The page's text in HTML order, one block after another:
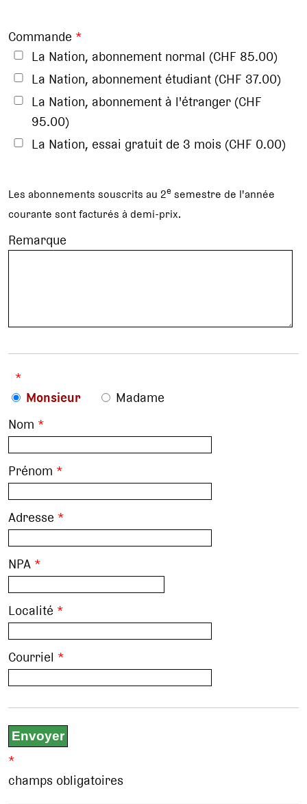
Commande *
La Nation, abonnement normal (CHF 85.00)
La Nation, abonnement étudiant (CHF 37.00)
La Nation, abonnement à l'étranger (CHF
95.00)
La Nation, essai gratuit de 3 mois (CHF 0.00)
Les abonnements souscrits au 2e semestre de l'année
courante sont facturés à demi-prix.
Remarque
*
Monsieur
Madame
Nom *
Prénom *
Adresse *
NPA *
Localité *
Courriel *
*
champs obligatoires